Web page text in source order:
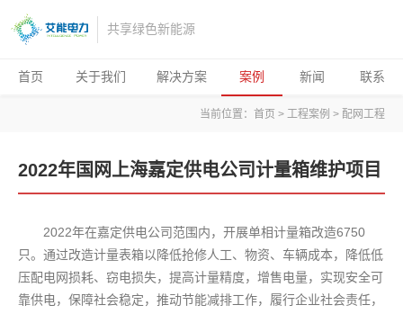
共享绿色新能源
首页 关于我们 解决方案 案例 新闻 联系
当前位置： 首页 > 工程案例 > 配网工程
2022年国网上海嘉定供电公司计量箱维护项目
2022年在嘉定供电公司范围内，开展单相计量箱改造6750
只。通过改造计量表箱以降低抢修人工、物资、车辆成本，降低低
压配电网损耗、窃电损失，提高计量精度，增售电量，实现安全可
靠供电，保障社会稳定，推动节能减排工作，履行企业社会责任，